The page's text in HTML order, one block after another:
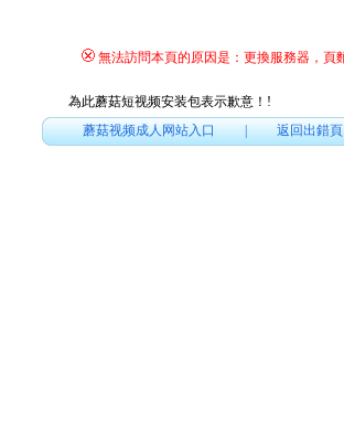
無法訪問本頁的原因是：更換服務器，
為此蘑菇短视频安装包表示歉意！ !
蘑菇视频成人网站入口|返回出錯頁